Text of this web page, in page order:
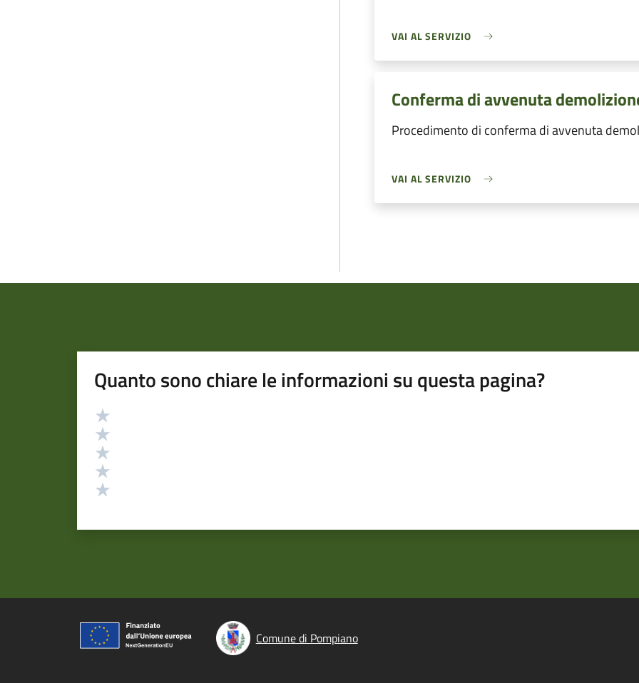
VAI AL SERVIZIO
Conferma di avvenuta
Procedimento di conferma di avvenuta
VAI AL SERVIZIO
Quanto sono chiare le informazioni su questa pagina?
Valutazione
Comune di Pompiano